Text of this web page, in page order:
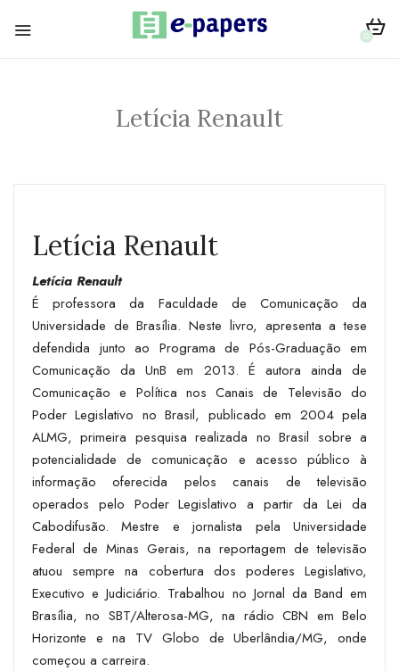
0
Letícia Renault
Letícia Renault
Letícia Renault
É professora da Faculdade de Comunicação da
Universidade de Brasília. Neste livro, apresenta a tese
defendida junto ao Programa de Pós-Graduação em
Comunicação da UnB em 2013. É autora ainda de
Comunicação e Política nos Canais de Televisão do
Poder Legislativo no Brasil, publicado em 2004 pela
ALMG, primeira pesquisa realizada no Brasil sobre a
potencialidade de comunicação e acesso público à
informação oferecida pelos canais de televisão
operados pelo Poder Legislativo a partir da Lei da
Cabodifusão. Mestre e jornalista pela Universidade
Federal de Minas Gerais, na reportagem de televisão
atuou sempre na cobertura dos poderes Legislativo,
Executivo e Judiciário. Trabalhou no Jornal da Band em
Brasília, no SBT/Alterosa-MG, na rádio CBN em Belo
Horizonte e na TV Globo de Uberlândia/MG, onde
começou a carreira.